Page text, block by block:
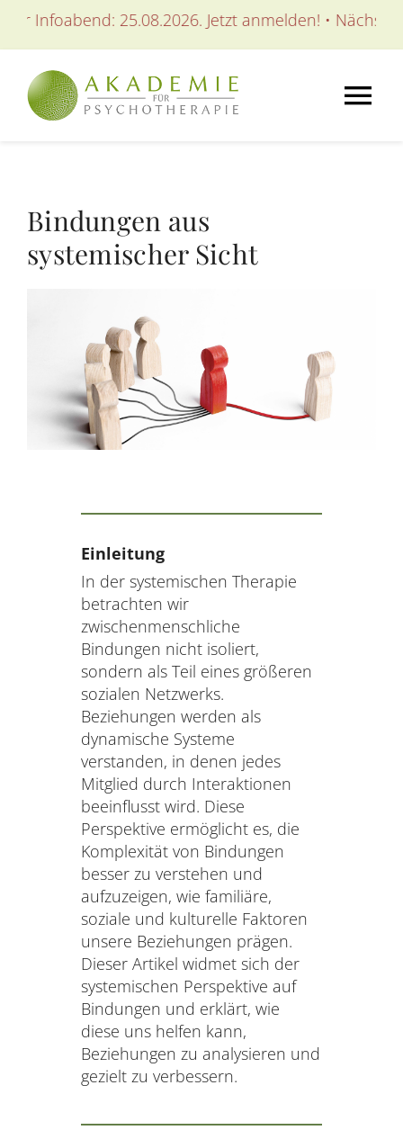
Inhalt
springen
25.08.2026. Jetzt anmelden! • Nächster
AUSBILDUNGEN
SEMINARE / KURSE
AKTUELLES
Bindungen aus
systemischer Sicht
Einleitung
In der systemischen Therapie
betrachten wir
zwischenmenschliche
Bindungen nicht isoliert,
sondern als Teil eines größeren
sozialen Netzwerks.
Beziehungen werden als
dynamische Systeme
verstanden, in denen jedes
Mitglied durch Interaktionen
beeinflusst wird. Diese
Perspektive ermöglicht es, die
Komplexität von Bindungen
besser zu verstehen und
aufzuzeigen, wie familiäre,
soziale und kulturelle Faktoren
unsere Beziehungen prägen.
Dieser Artikel widmet sich der
systemischen Perspektive auf
Bindungen und erklärt, wie
diese uns helfen kann,
Beziehungen zu analysieren und
gezielt zu verbessern.